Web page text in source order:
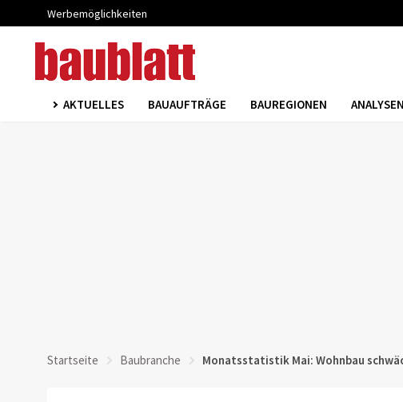
Werbemöglichkeiten
AKTUELLES BAUAUFTRÄGE BAUREGIONEN ANALYSEN
Startseite Baubranche Monatsstatistik Mai: Wohnbau